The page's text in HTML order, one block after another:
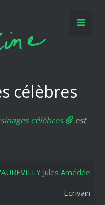
célèbres
célèbres
est
Jules Amédée
Ecrivain